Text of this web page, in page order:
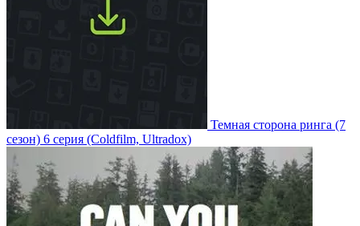
Темная сторона ринга (7
сезон) 6 серия (Coldfilm, Ultradox)